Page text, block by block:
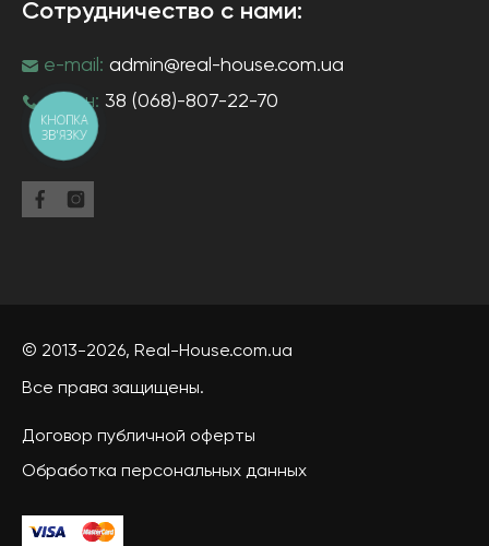
Сотрудничество с нами:
e-mail: admin@real-house.com.ua
тел-н: 38 (068)-807-22-70
© 2013-2026, Real-House.com.ua
Все права защищены.
Договор публичной оферты
Обработка персональных данных
КНОПКА
ЗВ'ЯЗКУ